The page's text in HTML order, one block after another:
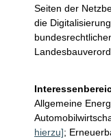
Seiten der
die
Allgemeine
hierzu];